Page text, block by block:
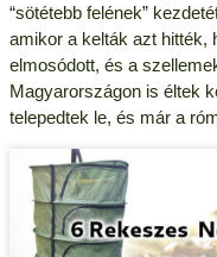
“sötétebb felének”
amikor a kelták azt hitték,
elmosódott, és a
Magyarországon is éltek
telepedtek le, és már a